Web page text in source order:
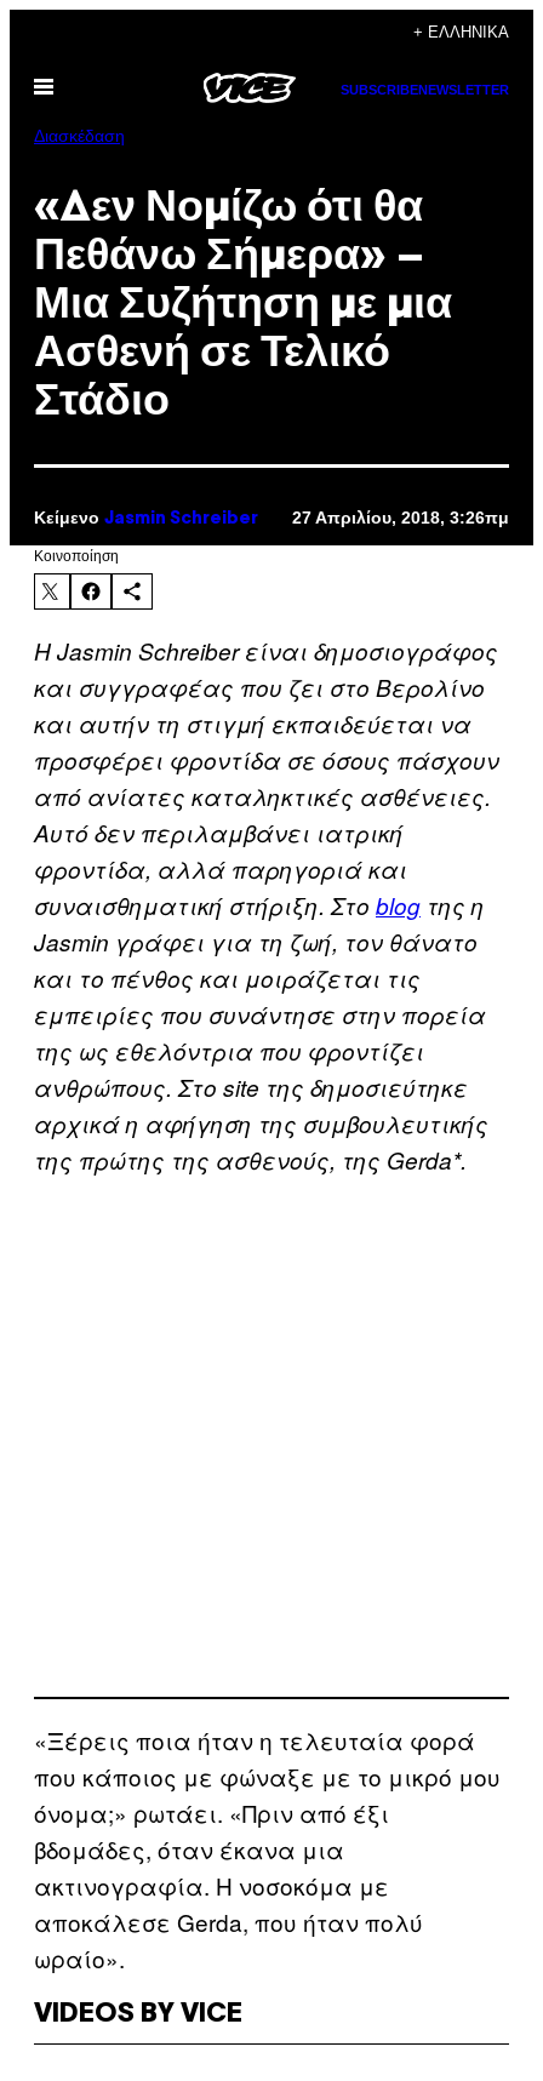
περιεχόμενο
+ ΕΛΛΗΝΙΚΆ
Ανοίξτε
SUBSCRIBENEWSLETTER
Διασκέδαση
«Δεν Νομίζω ότι θα
Πεθάνω Σήμερα» –
Μια Συζήτηση με μια
Ασθενή σε Τελικό
Στάδιο
Κείμενο Jasmin Schreiber 27 Απριλίου, 2018, 3:26πμ
Kοινοποίηση
Η Jasmin Schreiber είναι δημοσιογράφος
και συγγραφέας που ζει στο Βερολίνο
και αυτήν τη στιγμή εκπαιδεύεται να
προσφέρει φροντίδα σε όσους πάσχουν
από ανίατες καταληκτικές ασθένειες.
Αυτό δεν περιλαμβάνει ιατρική
φροντίδα, αλλά παρηγοριά και
συναισθηματική στήριξη. Στο blog της η
Jasmin γράφει για τη ζωή, τον θάνατο
και το πένθος και μοιράζεται τις
εμπειρίες που συνάντησε στην πορεία
της ως εθελόντρια που φροντίζει
ανθρώπους. Στο site της δημοσιεύτηκε
αρχικά η αφήγηση της συμβουλευτικής
της πρώτης της ασθενούς, της Gerda*.
«Ξέρεις ποια ήταν η τελευταία φορά
που κάποιος με φώναξε με το μικρό μου
όνομα;» ρωτάει. «Πριν από έξι
βδομάδες, όταν έκανα μια
ακτινογραφία. Η νοσοκόμα με
αποκάλεσε Gerda, που ήταν πολύ
ωραίο».
VIDEOS BY VICE